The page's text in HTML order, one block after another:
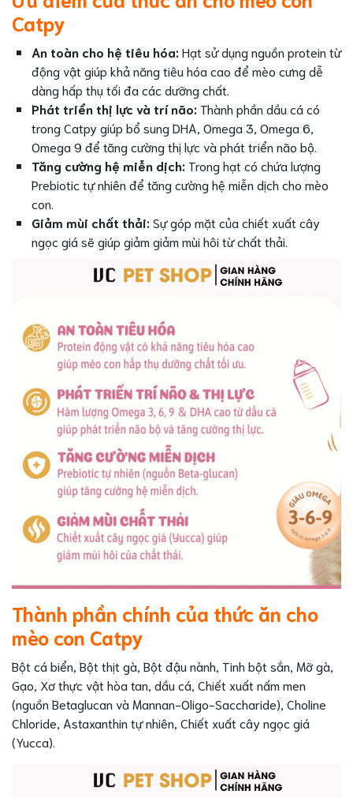
Catpy
An toàn cho hệ tiêu hóa: Hạt sử dụng nguồn protein từ
động vật giúp khả năng tiêu hóa cao để mèo cưng dễ
dàng hấp thụ tối đa các dưỡng chất.
Phát triển thị lực và trí não: Thành phần dầu cá có
trong Catpy giúp bổ sung DHA, Omega 3, Omega 6,
Omega 9 để tăng cường thị lực và phát triển não bộ.
Tăng cường hệ miễn dịch: Trong hạt có chứa lượng
Prebiotic tự nhiên để tăng cường hệ miễn dịch cho mèo
con.
Giảm mùi chất thải: Sự góp mặt của chiết xuất cây
ngọc giá sẽ giúp giảm giảm mùi hôi từ chất thải.
Thành phần chính của thức ăn cho
mèo con Catpy
Bột cá biển, Bột thịt gà, Bột đậu nành, Tinh bột sắn, Mỡ gà,
Gạo, Xơ thực vật hòa tan, dầu cá, Chiết xuất nấm men
(nguồn Betaglucan và Mannan-Oligo-Saccharide), Choline
Chloride, Astaxanthin tự nhiên, Chiết xuất cây ngọc giá
(Yucca).